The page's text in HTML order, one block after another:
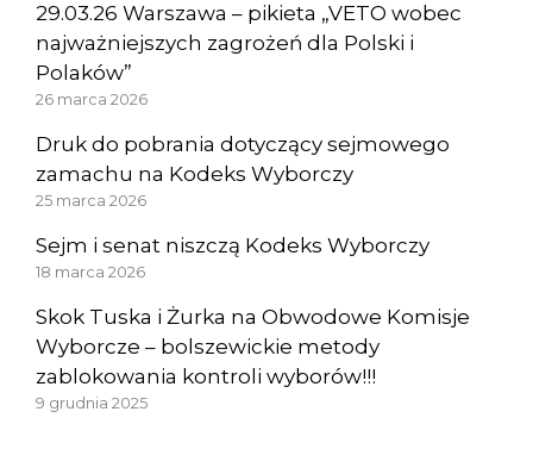
29.03.26 Warszawa – pikieta „VETO wobec
najważniejszych zagrożeń dla Polski i
Polaków”
26 marca 2026
Druk do pobrania dotyczący sejmowego
zamachu na Kodeks Wyborczy
25 marca 2026
Sejm i senat niszczą Kodeks Wyborczy
18 marca 2026
Skok Tuska i Żurka na Obwodowe Komisje
Wyborcze – bolszewickie metody
zablokowania kontroli wyborów!!!
9 grudnia 2025